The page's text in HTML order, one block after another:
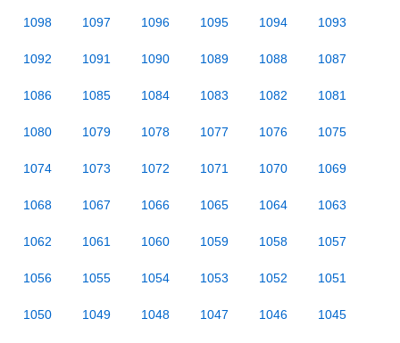
1098 1097 1096 1095 1094 1093
1092 1091 1090 1089 1088 1087
1086 1085 1084 1083 1082 1081
1080 1079 1078 1077 1076 1075
1074 1073 1072 1071 1070 1069
1068 1067 1066 1065 1064 1063
1062 1061 1060 1059 1058 1057
1056 1055 1054 1053 1052 1051
1050 1049 1048 1047 1046 1045